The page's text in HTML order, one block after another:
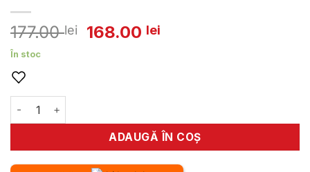
177.00lei
Prețul
168.00 lei
În stoc
Cantitate Anvelope Schwalbe Green Marathon HS620
ADAUGĂ ÎN COȘ